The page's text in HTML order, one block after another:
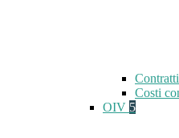
Costi
OIV 5